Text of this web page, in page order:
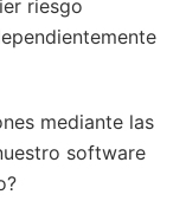
riesgo
mediante las
software